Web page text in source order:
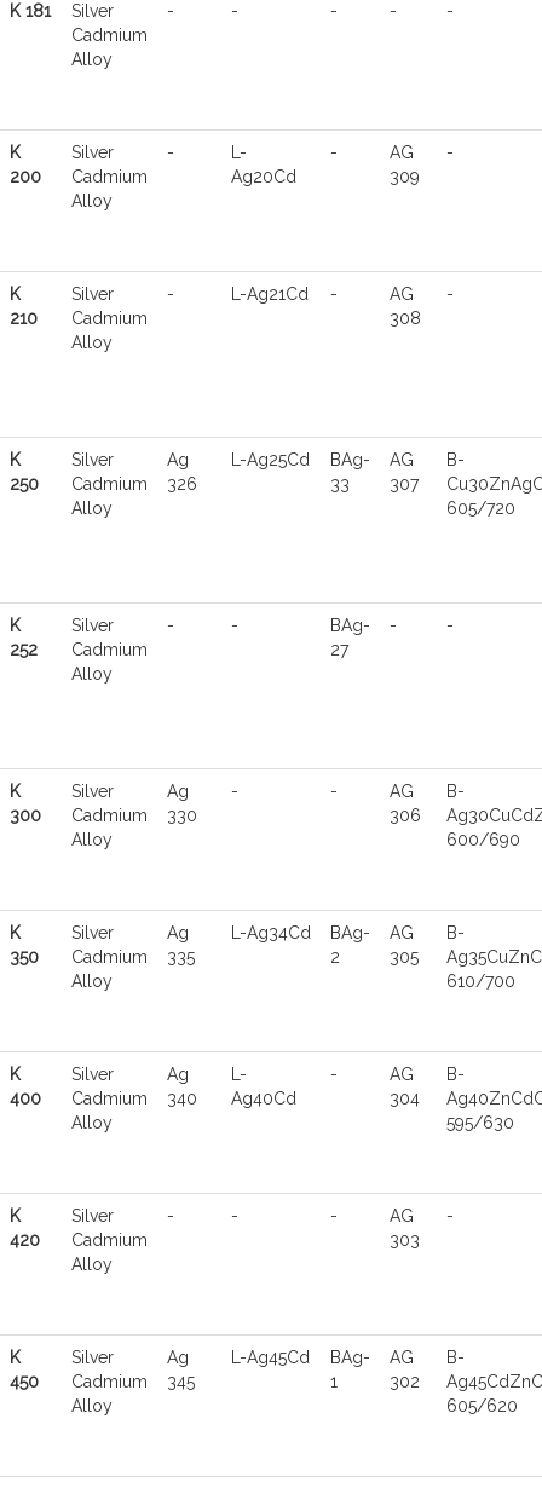
K 181
Silver
Cadmium
Alloy
- - - - -
K
200
Silver
Cadmium
Alloy
-
L-
Ag20Cd
-
AG
309
-
K
210
Silver
Cadmium
Alloy
- L-Ag21Cd -
AG
308
-
K
250
Silver
Cadmium
Alloy
Ag
326
L-Ag25Cd
BAg-
33
AG
307
B-
605/720
K
252
Silver
Cadmium
Alloy
- -
BAg-
27
- -
K
300
Silver
Cadmium
Alloy
Ag
330
- -
AG
306
B-
600/690
K
350
Silver
Cadmium
Alloy
Ag
335
L-Ag34Cd
BAg-
2
AG
305
B-
610/700
K
400
Silver
Cadmium
Alloy
Ag
340
L-
Ag40Cd
-
AG
304
B-
595/630
K
420
Silver
Cadmium
Alloy
- - -
AG
303
-
K
450
Silver
Cadmium
Alloy
Ag
345
L-Ag45Cd
BAg-
1
AG
302
B-
605/620